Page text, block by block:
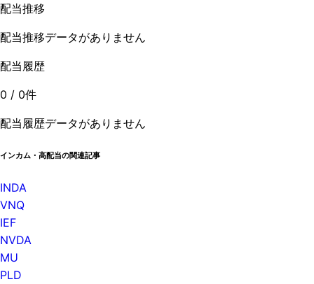
配当推移
配当推移データがありません
配当履歴
0 / 0件
配当履歴データがありません
インカム・高配当の関連記事
INDA
VNQ
IEF
NVDA
MU
PLD